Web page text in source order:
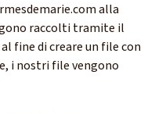
alla
raccolti tramite il
fine di creare un file con
i nostri file vengono